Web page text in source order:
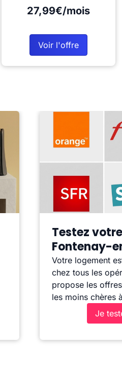
27,99€/mois
Voir l'offre
Testez
Fontenay-
Votre logement
chez tous les
propose les
les moins chères
Je